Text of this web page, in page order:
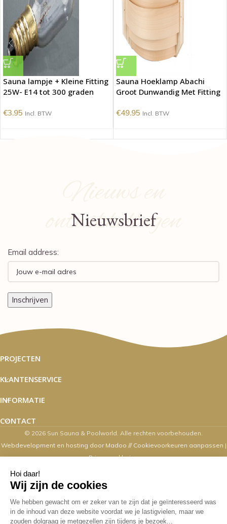
Sauna lampje + Kleine Fitting
25W- E14 tot 300 graden
€3.95 Incl. BTW
Sauna Hoeklamp Abachi
Groot Dunwandig Met Fitting
€49.95 Incl. BTW
Nieuws en
ontwikkelingen
Nieuwsbrief
Email address:
PROJECTEN
KLANTENSERVICE
INFORMATIE
CONTACT
© 2026 Sun Sauna & Poolworld. Alle rechten voorbehouden.
Webdevelopment en hosting door Madoo /// Cookievoorkeuren aanpassen |
Privacyverklaring
Zaterdag's zijn wij van 10.00 t/m 16.00
uur geopend